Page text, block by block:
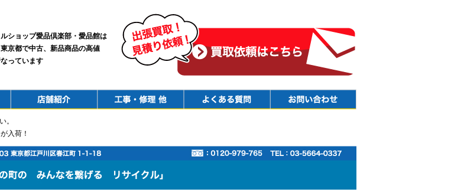
ショップ愛品倶楽部・愛品館は
京都で中古、新品商品の高値
っています
。
入荷！